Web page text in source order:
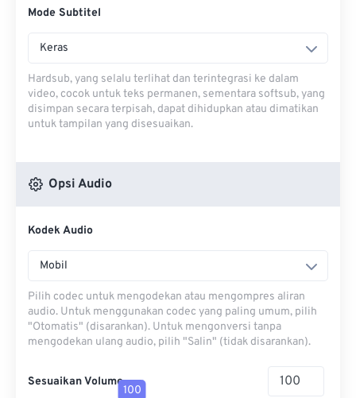
Mode Subtitel
Keras
Hardsub, yang selalu terlihat dan terintegrasi ke dalam
video, cocok untuk teks permanen, sementara softsub, yang
disimpan secara terpisah, dapat dihidupkan atau dimatikan
untuk tampilan yang disesuaikan.
Opsi Audio
Kodek Audio
Mobil
Pilih codec untuk mengodekan atau mengompres aliran
audio. Untuk menggunakan codec yang paling umum, pilih
"Otomatis" (disarankan). Untuk mengonversi tanpa
mengodekan ulang audio, pilih "Salin" (tidak disarankan).
Sesuaikan Volume
100